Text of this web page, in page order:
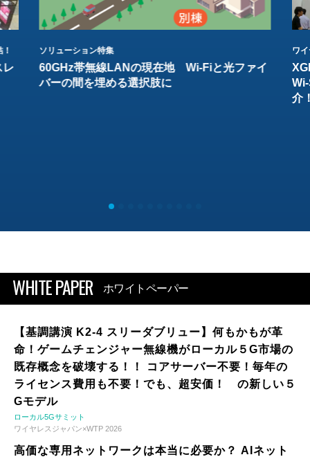
レ
ソリューション特集
60GHz帯無線LANの現在地 Wi-Fiと光ファイ
バーの間を埋める選択肢に
ワ
介
WHITE PAPER ホワイトペーパー
【基調講演 K2-4 スリーダブリュー】何もかもが革
命！ゲームチェンジャー無線機がローカル５G市場の
既存概念を破壊する！！ コアサーバー不要！毎年の
ライセンス費用も不要！でも、超安価！ の新しい５
Gモデル
ローカル5Gサミット
ワイヤレスジャパン×WTP 2026
高価な専用ネットワークは本当に必要か？ AIネット